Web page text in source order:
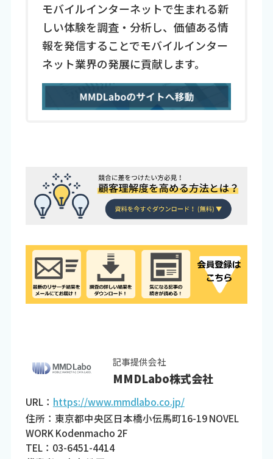
モバイルインターネットで生まれる新
しい体験を調査・分析し、価値ある情
報を発信することでモバイルインター
ネット業界の発展に貢献します。
記事提供会社
MMDLabo株式会社
URL： https://www.mmdlabo.co.jp/
住所：東京都中央区日本橋小伝馬町16-19 NOVEL
WORK Kodenmacho 2F
TEL：03-6451-4414